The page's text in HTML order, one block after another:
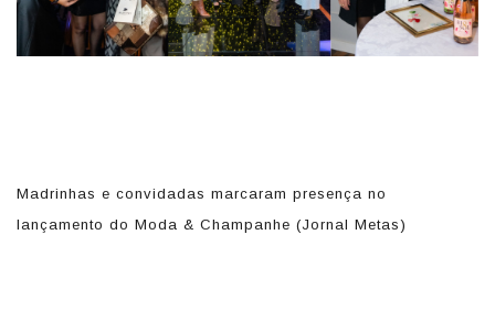
Madrinhas e convidadas marcaram presença no
lançamento do Moda & Champanhe (Jornal Metas)